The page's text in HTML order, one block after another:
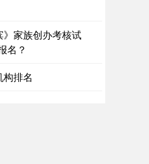
家族创办考核试
名？
构排名